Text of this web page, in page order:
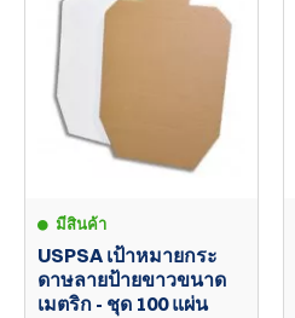
มีสินค้า
USPSA เป้าหมายกระ
ดาษลายป้ายขาวขนาด
เมตริก - ชุด 100 แผ่น